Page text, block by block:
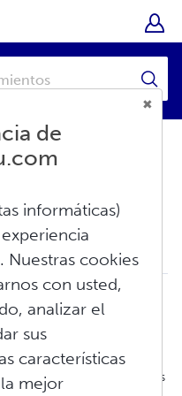
BISAC
Imprimir
a 8:20 A.
del Libro, también
en inglés), es un sistema
para los libros. Los códigos
de
informáticas)
Nuestras cookies
con usted,
analizar el
sus
características
mejor